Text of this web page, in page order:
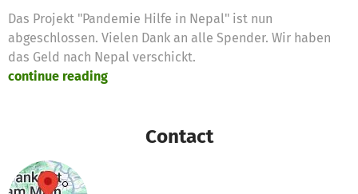
Das Projekt "Pandemie Hilfe in Nepal" ist nun
abgeschlossen. Vielen Dank an alle Spender. Wir haben
das Geld nach Nepal verschickt.
continue reading
Contact